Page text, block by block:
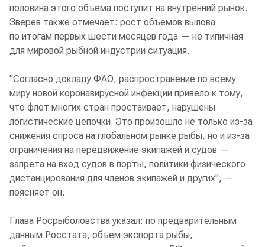
половина этого объема поступит на внутренний рынок.
Зверев также отмечает: рост объемов вылова
по итогам первых шести месяцев года — не типичная
для мировой рыбной индустрии ситуация.
"Согласно докладу ФАО, распространение по всему
миру новой коронавирусной инфекции привело к тому,
что флот многих стран простаивает, нарушены
логистические цепочки. Это произошло не только из-за
снижения спроса на глобальном рынке рыбы, но и из-за
ограничения на передвижение экипажей и судов —
запрета на вход судов в порты, политики физического
дистанцирования для членов экипажей и других", —
поясняет он.
Глава Росрыболовства указал: по предварительным
данным Росстата, объем экспорта рыбы,